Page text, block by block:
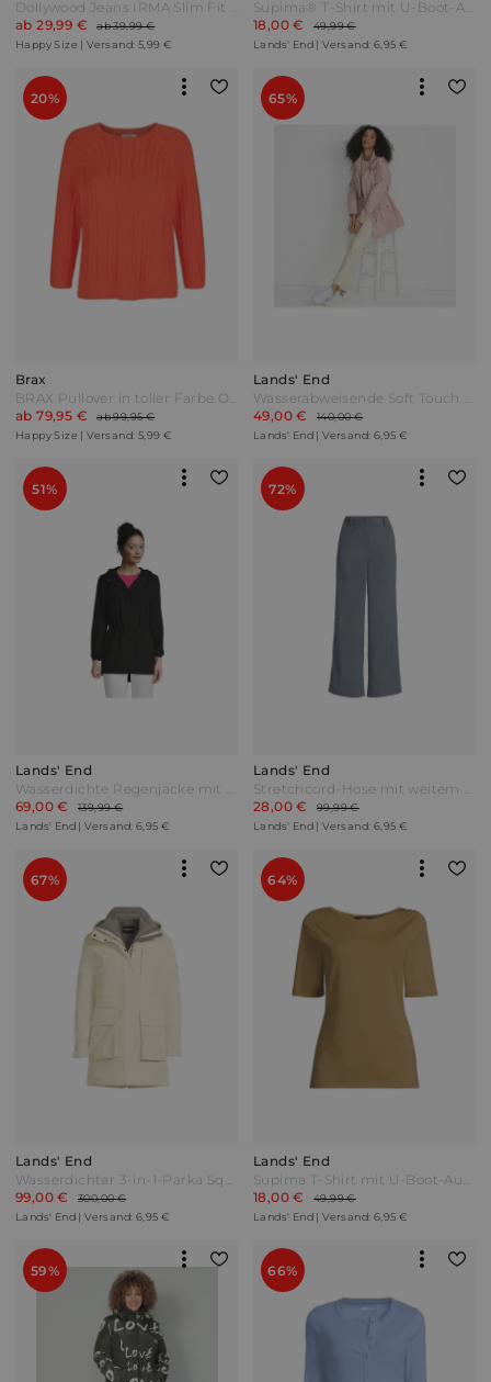
Dollywood Jeans IRMA Slim Fit Light blue Blau
ab 29,99 €
ab 39,99 €
Happy Size | Versand: 5,99 €
Supima® T-Shirt mit U-Boot-Ausschnitt und geknöpfter Schulter in Petite-Größe Damen Orange by Lands' End
18,00 €
49,99 €
Lands' End | Versand: 6,95 €
20%
Brax
BRAX Pullover in toller Farbe Orange
ab 79,95 €
ab 99,95 €
Happy Size | Versand: 5,99 €
65%
Lands' End
Wasserabweisende Soft Touch Jacke aus Baumwollmix Damen Pink by Lands' End
49,00 €
140,00 €
Lands' End | Versand: 6,95 €
51%
Lands' End
Wasserdichte Regenjacke mit Packfach in Petite-Größe Damen Schwarz by Lands' End
69,00 €
139,99 €
Lands' End | Versand: 6,95 €
72%
Lands' End
Stretchcord-Hose mit weitem Bein Damen Grau by Lands' End
28,00 €
99,99 €
Lands' End | Versand: 6,95 €
67%
Lands' End
Wasserdichter 3-in-1-Parka Squall in Plus-Größe Damen Weiß by Lands' End
99,00 €
300,00 €
Lands' End | Versand: 6,95 €
64%
Lands' End
Supima T-Shirt mit U-Boot-Ausschnitt und geknöpfter Schulter Damen Gelb by Lands' End
18,00 €
49,99 €
Lands' End | Versand: 6,95 €
59% 66%